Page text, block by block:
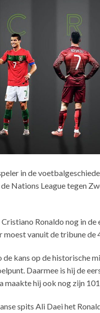
in de
Nations League tegen
Ronaldo nog in
moest vanuit de tribune
kans op de historische
Daarmee is hij de
maakte hij ook nog zijn
spits Ali Daei het